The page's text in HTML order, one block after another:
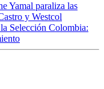
Yamal paraliza las
y Westcol
Selección Colombia: